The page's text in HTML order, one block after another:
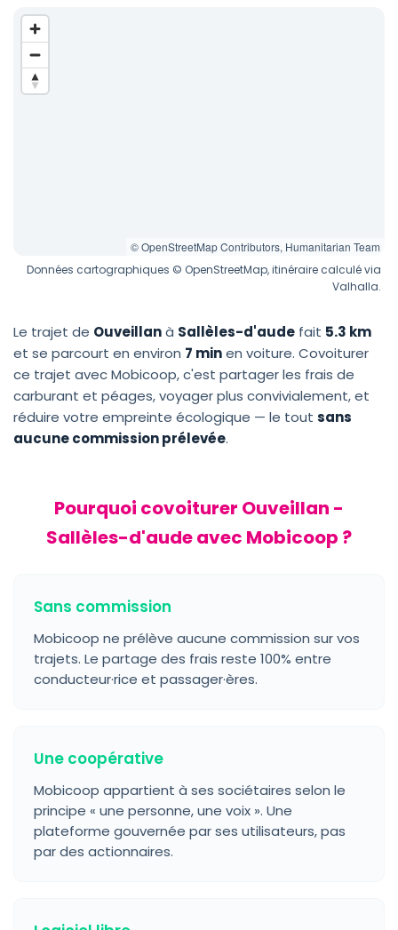
© OpenStreetMap Contributors, Humanitarian Team
Données cartographiques © OpenStreetMap, itinéraire calculé via
Valhalla.
Le trajet de Ouveillanà Sallèles-d'aude fait 5.3 km
et se parcourt en environ 7 minen voiture. Covoiturer
ce trajet avec Mobicoop, c'est partager les frais de
carburant et péages, voyager plus convivialement, et
réduire votre empreinte écologique — le tout sans
aucune commission prélevée.
Pourquoi covoiturer Ouveillan -
Sallèles-d'aude avec Mobicoop ?
Sans commission
Mobicoop ne prélève aucune commission sur vos
trajets. Le partage des frais reste 100% entre
conducteur·rice et passager·ères.
Une coopérative
Mobicoop appartient à ses sociétaires selon le
principe « une personne, une voix ». Une
plateforme gouvernée par ses utilisateurs, pas
par des actionnaires.